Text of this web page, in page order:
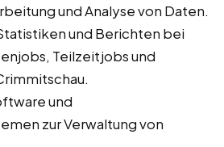
und Analyse von Daten.
und Berichten bei
Teilzeitjobs und
und
zur Verwaltung von